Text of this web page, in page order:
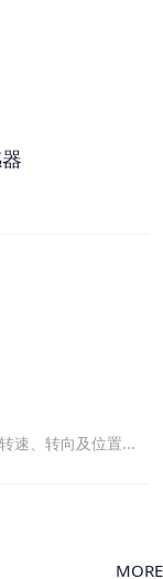
速、转向及位置...
MORE